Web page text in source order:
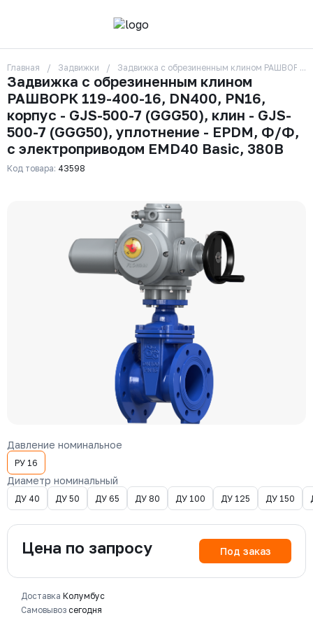
О компании
Контакты
Бренды
Отзывы
Сотрудники
Вакансии
Доставка
Оплата
+7 (495) 215-24-81zakaz325@ks-rus.com
Email для связи
Одинцово, Внуковская 9, пав. 31
Главная Задвижки Задвижка с обрезиненным клином РАШВОРК
Задвижка с обрезиненным клином
РАШВОРК 119-400-16, DN400, PN16,
корпус - GJS-500-7 (GGG50), клин - GJS-
500-7 (GGG50), уплотнение - EPDM, Ф/Ф,
с электроприводом EMD40 Basic, 380В
Код товара: 43598
Давление номинальное
РУ 16
Диаметр номинальный
ДУ 40 ДУ 50 ДУ 65 ДУ 80 ДУ 100 ДУ 125 ДУ 150
Цена по запросу Под заказ
Доставка Колумбус
Самовывоз сегодня